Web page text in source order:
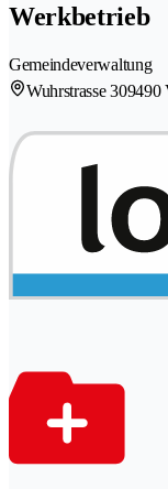
Werkbetrieb
Gemeindeverwaltung
Wuhrstrasse 309490